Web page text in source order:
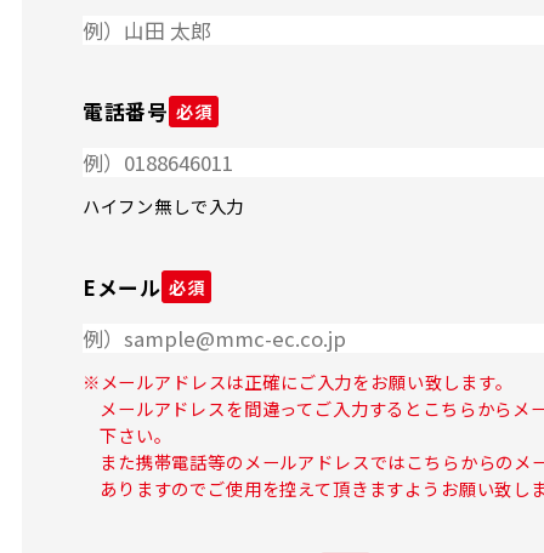
電話番号 必須
ハイフン無しで入力
Eメール 必須
※メールアドレスは正確にご入力をお願い致します。
メールアドレスを間違ってご入力するとこちらからメ
下さい。
また携帯電話等のメールアドレスではこちらからの
ありますのでご使用を控えて頂きますようお願い致し